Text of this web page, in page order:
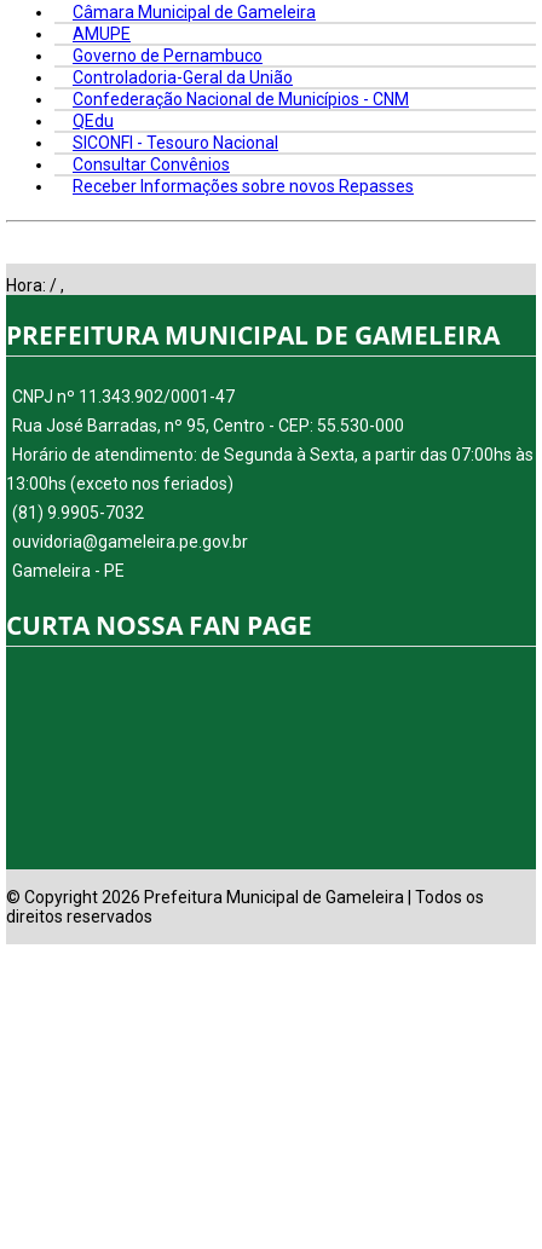
Câmara Municipal de Gameleira
AMUPE
Governo de Pernambuco
Controladoria-Geral da União
Confederação Nacional de Municípios - CNM
QEdu
SICONFI - Tesouro Nacional
Consultar Convênios
Receber Informações sobre novos Repasses
Hora: /,
PREFEITURA MUNICIPAL DE GAMELEIRA
CNPJ nº 11.343.902/0001-47
Rua José Barradas, nº 95, Centro - CEP: 55.530-000
Horário de atendimento: de Segunda à Sexta, a partir das 07:00hs às
13:00hs (exceto nos feriados)
(81) 9.9905-7032
ouvidoria@gameleira.pe.gov.br
Gameleira - PE
CURTA NOSSA FAN PAGE
© Copyright 2026 Prefeitura Municipal de Gameleira | Todos os
direitos reservados